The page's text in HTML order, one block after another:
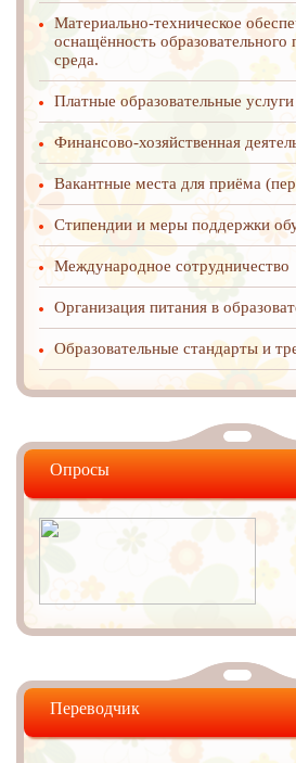
Материально-техническое
оснащённость образовательного
среда.
Платные образовательные услуги
Финансово-хозяйственная
Вакантные места для приёма
Стипендии и меры поддержки
Международное cотрудничество
Организация питания в
Образовательные стандарты и
Опросы
Переводчик